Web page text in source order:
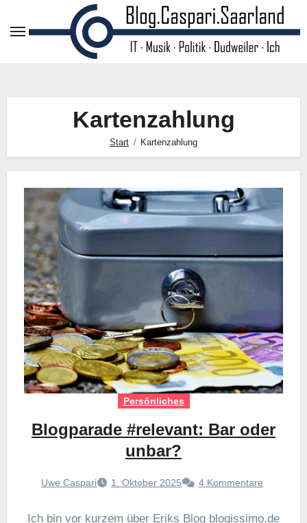
Inhalt
Kartenzahlung
Start Kartenzahlung
Persönliches
Blogparade #relevant: Bar oder
unbar?
Uwe Caspari 1. Oktober 2025 4 Kommentare
Ich bin vor kurzem über Eriks Blog blogissimo.de